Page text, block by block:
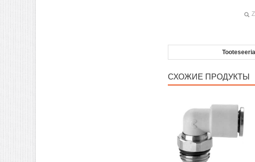
Tooteseeria
СХОЖИЕ ПРОДУКТЫ